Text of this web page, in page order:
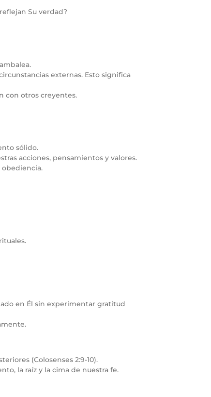
Su verdad?
externas. Esto significa
con otros creyentes.
sólido.
acciones, pensamientos y valores.
en Él sin experimentar gratitud
(Colosenses 2:9-10).
la raíz y la cima de nuestra fe.